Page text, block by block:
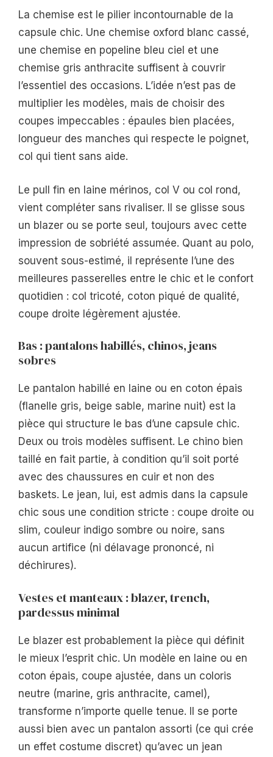
La chemise est le pilier incontournable de la
capsule chic. Une chemise oxford blanc cassé,
une chemise en popeline bleu ciel et une
chemise gris anthracite suffisent à couvrir
l’essentiel des occasions. L’idée n’est pas de
multiplier les modèles, mais de choisir des
coupes impeccables : épaules bien placées,
longueur des manches qui respecte le poignet,
col qui tient sans aide.
Le pull fin en laine mérinos, col V ou col rond,
vient compléter sans rivaliser. Il se glisse sous
un blazer ou se porte seul, toujours avec cette
impression de sobriété assumée. Quant au polo,
souvent sous-estimé, il représente l’une des
meilleures passerelles entre le chic et le confort
quotidien : col tricoté, coton piqué de qualité,
coupe droite légèrement ajustée.
Bas : pantalons habillés, chinos, jeans
sobres
Le pantalon habillé en laine ou en coton épais
(flanelle gris, beige sable, marine nuit) est la
pièce qui structure le bas d’une capsule chic.
Deux ou trois modèles suffisent. Le chino bien
taillé en fait partie, à condition qu’il soit porté
avec des chaussures en cuir et non des
baskets. Le jean, lui, est admis dans la capsule
chic sous une condition stricte : coupe droite ou
slim, couleur indigo sombre ou noire, sans
aucun artifice (ni délavage prononcé, ni
déchirures).
Vestes et manteaux : blazer, trench,
pardessus minimal
Le blazer est probablement la pièce qui définit
le mieux l’esprit chic. Un modèle en laine ou en
coton épais, coupe ajustée, dans un coloris
neutre (marine, gris anthracite, camel),
transforme n’importe quelle tenue. Il se porte
aussi bien avec un pantalon assorti (ce qui crée
un effet costume discret) qu’avec un jean